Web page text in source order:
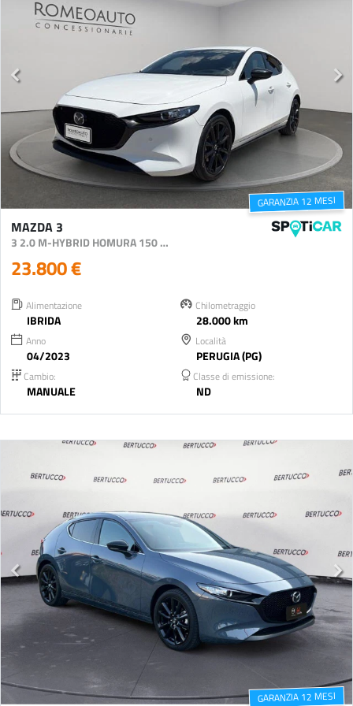
GARANZIA 12 MESI
MAZDA 3
3 2.0 M-HYBRID HOMURA 150 CV
23.800 €
Alimentazione
IBRIDA
Chilometraggio
28.000 km
Anno
04/2023
Località
PERUGIA (PG)
Cambio:
MANUALE
Classe di emissione:
ND
GARANZIA 12 MESI